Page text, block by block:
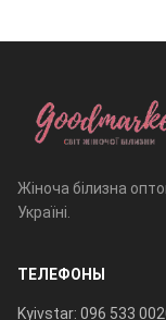
Жіноча білизна
Україні.
ТЕЛЕФОНЫ
Kyivstar: 096 533